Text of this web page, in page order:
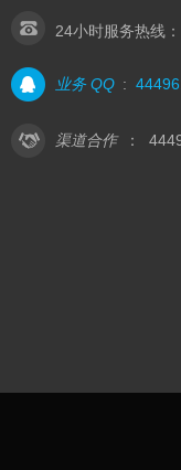
24小时服务热线：
业务 QQ :
渠道合作 ：